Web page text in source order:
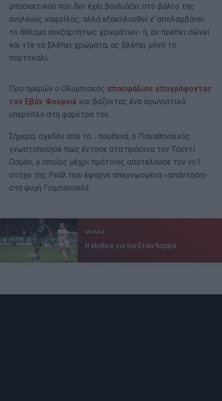
μπασκετικού που δεν έχει βουλιάξει στο βάλτο της
ανηλεούς καφρίλας, αλλά εξακολουθεί ν’ απολαμβάνει
το άθλημα ανεξαρτήτως χρωμάτων- ή, αν πρέπει σώνει
και ντε να βλέπει χρώματα, ας βλέπει μόνο το
πορτοκαλί.
Προ ημερών ο Ολυμπιακός απασφάλισε υπογράφοντας
τον Εβάν Φουρνιέ και βάζοντας ένα αγωνιστικό
υπερόπλο στη φαρέτρα του.
Σήμερα, σχεδόν από το… πουθενά, ο Παναθηναϊκός
γνωστοποίησε πως έντυσε στα πράσινα τον Τσεντί
Οσμάν, ο οποίος μέχρι πρότινος αποτελούσε τον νο1
στόχο της Ρεάλ που έψαχνε απεγνωσμένα «απάντηση»
στη φυγή Γιαμπουσελέ.
ΜΠΑΛΑ
Η αλήθεια για τον Ετιέν Καμαρά